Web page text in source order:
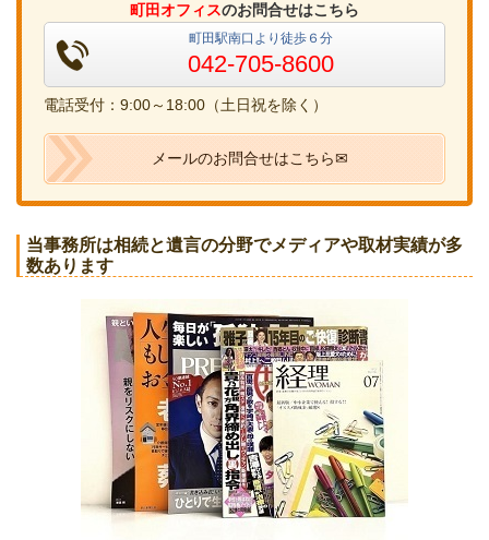
町田オフィスのお問合せはこちら
町田駅南口より徒歩６分
042-705-8600
電話受付：9:00～18:00（土日祝を除く）
メールのお問合せはこちら✉
当事務所は相続と遺言の分野でメディアや取材実績が多
数あります